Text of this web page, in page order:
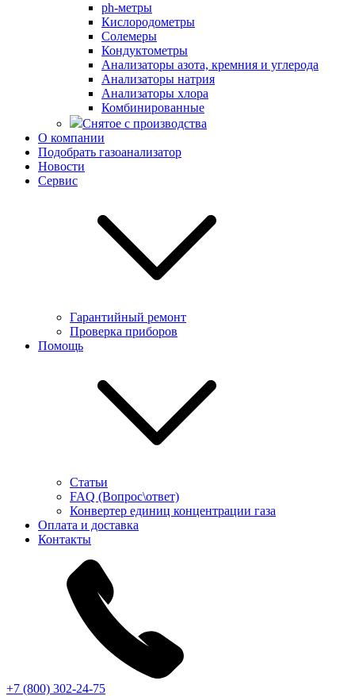
ph-метры
Кислородометры
Солемеры
Кондуктометры
Анализаторы азота, кремния и углерода
Анализаторы натрия
Анализаторы хлора
Комбинированные
Снятое с производства
О компании
Подобрать газоанализатор
Новости
Сервис
Гарантийный ремонт
Проверка приборов
Помощь
Статьи
FAQ (Вопрос\ответ)
Конвертер единиц концентрации газа
Оплата и доставка
Контакты
+7 (800) 302-24-75